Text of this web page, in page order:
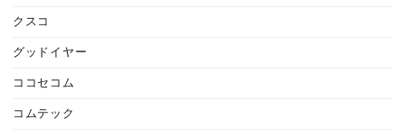
クスコ
グッドイヤー
ココセコム
コムテック